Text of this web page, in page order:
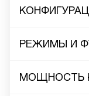
РЕЖИМЫ И
МОЩНОСТЬ